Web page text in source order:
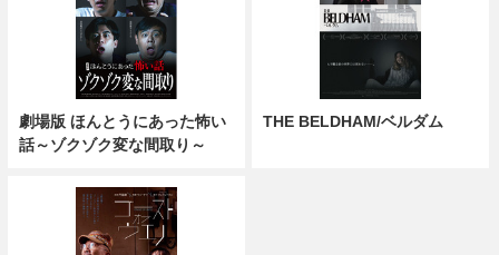
劇場版 ほんとうにあった怖い
話～ゾクゾク変な間取り～
THE BELDHAM/ベルダム